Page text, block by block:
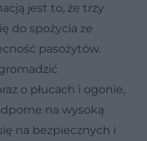
jest to, że trzy
do spożycia ze
pasożytów.
o płucach i ogonie,
na wysoką
na bezpiecznych i